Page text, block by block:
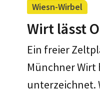
Wiesn-Wirbel
Wirt lässt
Ein freier
Münchner Wirt
unterzeichnet.